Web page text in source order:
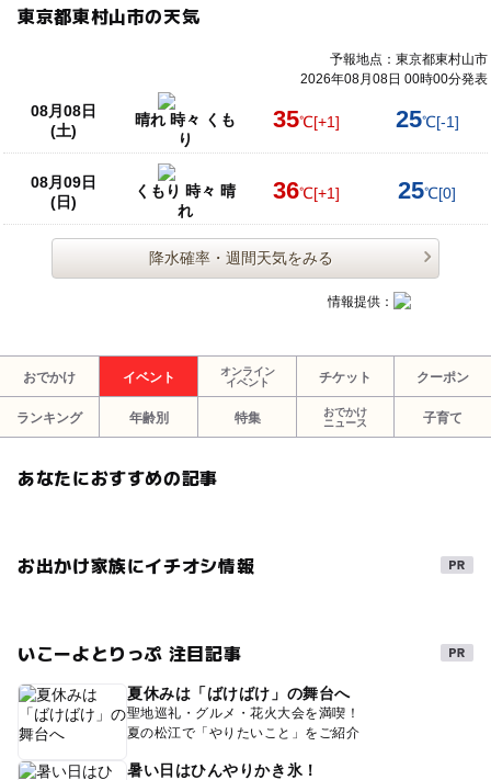
東京都東村山市の天気
予報地点：東京都東村山市
2026年08月08日 00時00分発表
08月08日
(土)
晴れ 時々 くも
り
35℃[+1] 25℃[-1]
08月09日
(日)
くもり 時々 晴
れ
36℃[+1] 25℃[0]
降水確率・週間天気をみる
情報提供：
おでかけ イベント
オンライン
イベント
チケット クーポン
ランキング 年齢別 特集
おでかけ
ニュース
子育て
あなたにおすすめの記事
お出かけ家族にイチオシ情報
いこーよとりっぷ 注目記事
夏休みは「ばけばけ」の舞台へ
聖地巡礼・グルメ・花火大会を満喫！
夏の松江で「やりたいこと」をご紹介
暑い日はひんやりかき氷！